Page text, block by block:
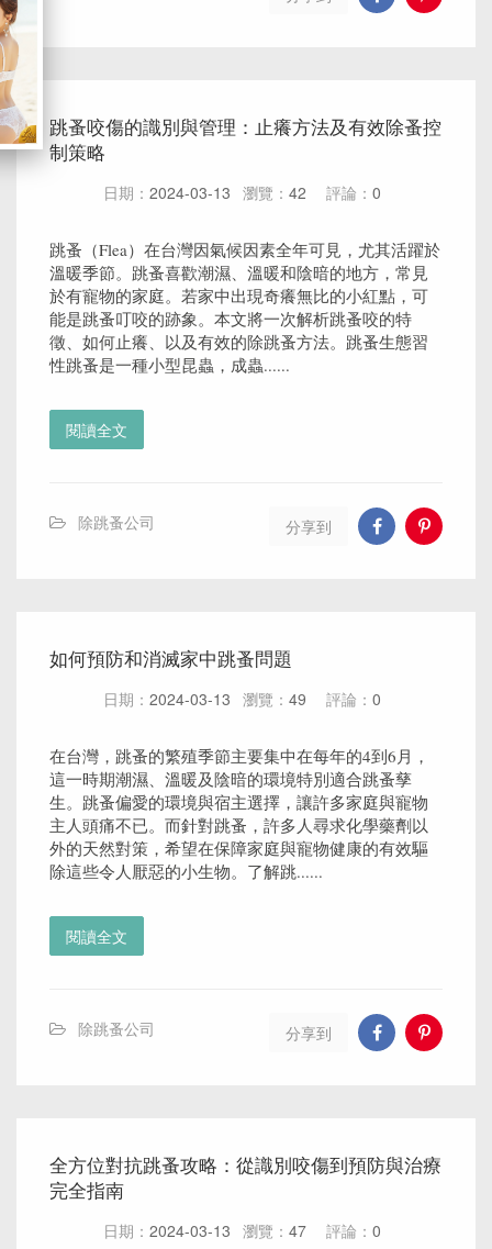
跳蚤咬傷的識別與管理：止癢方法及有效除蚤控
制策略
日期： 2024-03-13 瀏覽： 42 評論： 0
跳蚤（Flea）在台灣因氣候因素全年可見，尤其活躍於
溫暖季節。跳蚤喜歡潮濕、溫暖和陰暗的地方，常見
於有寵物的家庭。若家中出現奇癢無比的小紅點，可
能是跳蚤叮咬的跡象。本文將一次解析跳蚤咬的特
徵、如何止癢、以及有效的除跳蚤方法。跳蚤生態習
性跳蚤是一種小型昆蟲，成蟲......
閱讀全文
除跳蚤公司 分享到
如何預防和消滅家中跳蚤問題
日期： 2024-03-13 瀏覽： 49 評論： 0
在台灣，跳蚤的繁殖季節主要集中在每年的4到6月，
這一時期潮濕、溫暖及陰暗的環境特別適合跳蚤孳
生。跳蚤偏愛的環境與宿主選擇，讓許多家庭與寵物
主人頭痛不已。而針對跳蚤，許多人尋求化學藥劑以
外的天然對策，希望在保障家庭與寵物健康的有效驅
除這些令人厭惡的小生物。了解跳......
閱讀全文
除跳蚤公司 分享到
全方位對抗跳蚤攻略：從識別咬傷到預防與治療
完全指南
日期： 2024-03-13 瀏覽： 47 評論： 0